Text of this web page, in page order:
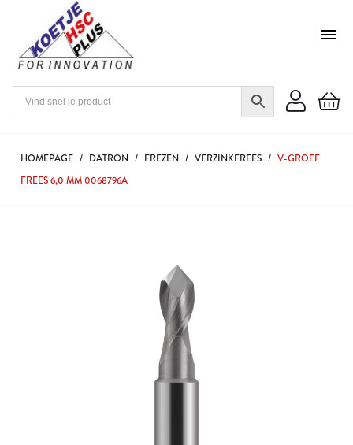
HOMEPAGE / DATRON / FREZEN / VERZINKFREES / V-GROEF
FREES 6,0 MM 0068796A